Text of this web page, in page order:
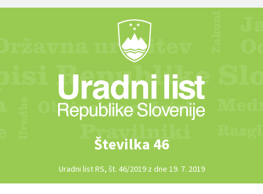
Številka 46
Uradni list RS, št. 46/2019 z dne 19. 7. 2019